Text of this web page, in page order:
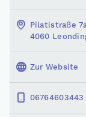
Pilatistraße
4060
Zur Website
06764603443